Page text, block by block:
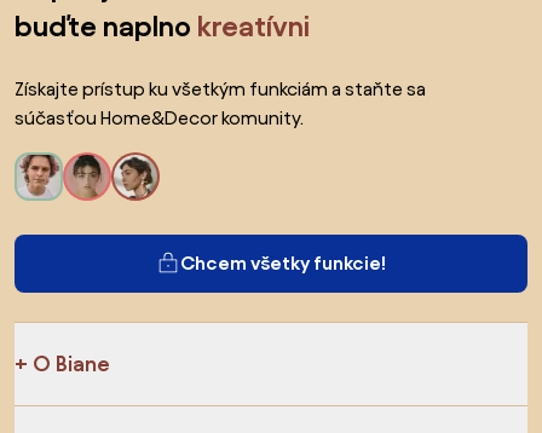
buďte naplno kreatívni
Získajte prístup ku všetkým funkciám a staňte sa
súčasťou Home&Decor komunity.
Chcem všetky funkcie!
O Biane